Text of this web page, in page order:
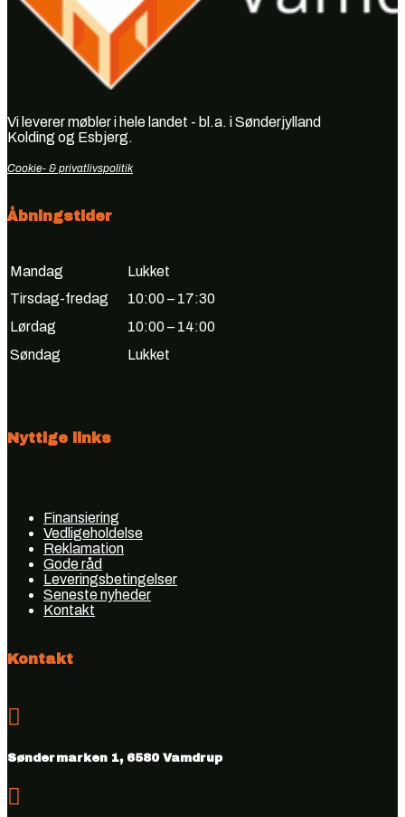
Vi leverer møbler i hele landet - bl.a. i Sønderjylland
Kolding og Esbjerg.
Cookie- & privatlivspolitik
Åbningstider
Mandag
Lukket
Tirsdag-fredag
10:00 – 17:30
Lørdag
10:00 – 14:00
Søndag
Lukket
Nyttige links
Finansiering
Vedligeholdelse
Reklamation
Gode råd
Leveringsbetingelser
Seneste nyheder
Kontakt
Kontakt

Søndermarken 1, 6580 Vamdrup
